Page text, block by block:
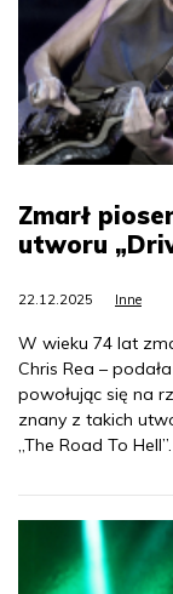
Zmarł
utworu
22.12.2025 Inne
W wieku 74 lat
Chris Rea –
powołując się na
znany z takich
„The Road To Hell”.